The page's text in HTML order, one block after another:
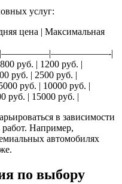
услуг:
цена | Максимальная
|
руб. | 1200 руб. |
руб. | 2500 руб. |
руб. | 10000 руб. |
руб. | 15000 руб. |
в зависимости
Например,
автомобилях
по выбору